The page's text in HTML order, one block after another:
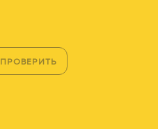
ПРОВЕРИТЬ